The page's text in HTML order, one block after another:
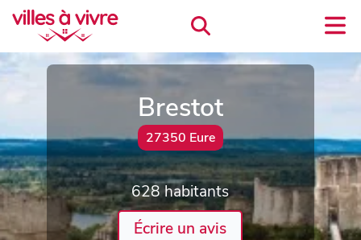
Brestot
27350 Eure
628 habitants
Écrire un avis